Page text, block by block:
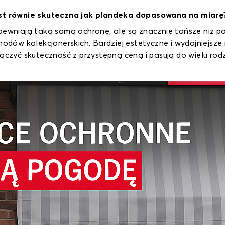
równie skuteczna jak plandeka dopasowana na
taką samą ochronę, ale są znacznie tańsze niż
kolekcjonerskich. Bardziej estetyczne i
skuteczność z przystępną ceną i pasują do wielu